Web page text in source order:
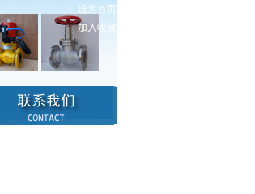
设为首页
加入收藏